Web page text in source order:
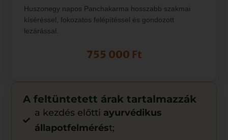
Huszonegy napos Panchakarma hosszabb szakmai
kíséréssel, fokozatos felépítéssel és gondozott
lezárással.
755 000 Ft
A feltüntetett árak tartalmazzák
a kezdés előtti ayurvédikus
állapotfelmérést;